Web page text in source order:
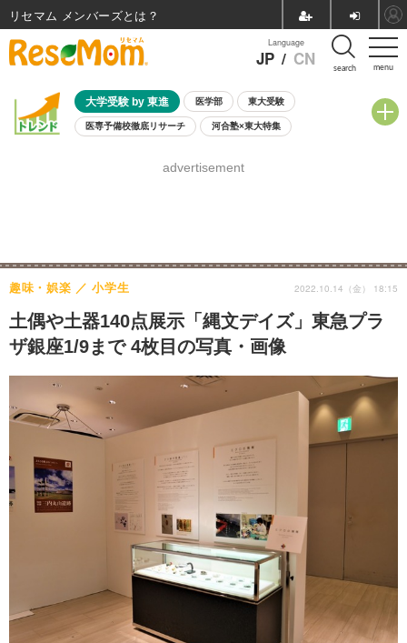
menu
Language
JP / CN search
大学受験 by 東進 医学部 東大受験
医専予備校徹底リサーチ 河合塾×東大特集
8月開催学校説明会・相談会
advertisement
土偶や土器140点展示「縄文デイズ」東急プラ
ザ銀座1/9まで 4枚目の写真・画像
趣味・娯楽 小学生 2022.10.14（金） 18:15
リセマム メンバーズ